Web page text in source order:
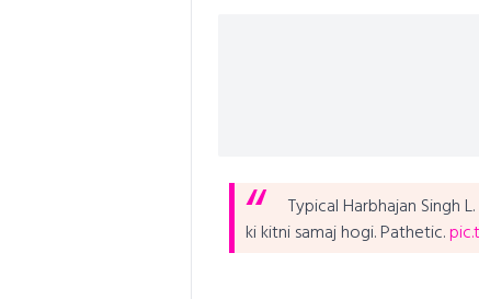
Typical Harbhajan Singh
ki kitni samaj hogi. Pathetic.